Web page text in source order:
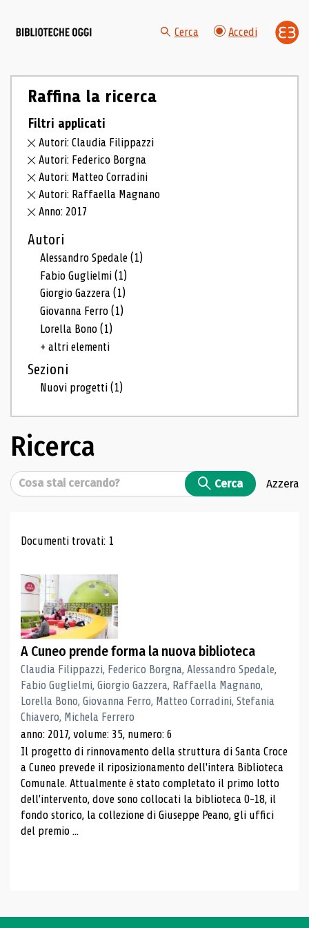
Cerca Accedi
Raffina la ricerca
Filtri applicati
Autori: Claudia Filippazzi
Autori: Federico Borgna
Autori: Matteo Corradini
Autori: Raffaella Magnano
Anno: 2017
Autori
Alessandro Spedale(1)
Fabio Guglielmi(1)
Giorgio Gazzera(1)
Giovanna Ferro(1)
Lorella Bono(1)
+ altri elementi
Sezioni
Nuovi progetti(1)
Ricerca
Cerca Cerca Azzera
Risultati di ricerca
Documenti trovati: 1
A Cuneo prende forma la nuova biblioteca
Claudia Filippazzi, Federico Borgna, Alessandro Spedale,
Fabio Guglielmi, Giorgio Gazzera, Raffaella Magnano,
Lorella Bono, Giovanna Ferro, Matteo Corradini, Stefania
Chiavero, Michela Ferrero
anno: 2017, volume: 35, numero: 6
Il progetto di rinnovamento della struttura di Santa Croce
a Cuneo prevede il riposizionamento dell'intera Biblioteca
Comunale. Attualmente è stato completato il primo lotto
dell'intervento, dove sono collocati la biblioteca 0-18, il
fondo storico, la collezione di Giuseppe Peano, gli uffici
del premio ...